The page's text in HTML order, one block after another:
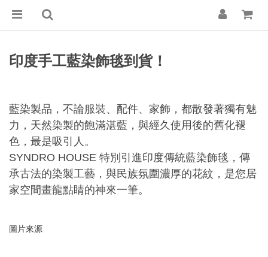
印度手工藍染飾毯到貨！
藍染製品，不論服裝、配件、家飾，都散發著獨有魅
力，天然染製的飽滿湛藍，與經久使用後的舊化褪
色，最是吸引人。
SYNDRO HOUSE 特別引進印度傳統藍染飾毯，傳
承古法的染製工藝，與民族氛圍濃厚的花紋，是您居
家空間畫龍點睛的神來一筆。
圖片來源